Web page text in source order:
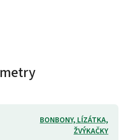
BONBONY, LÍZÁTKA,
ŽVÝKAČKY